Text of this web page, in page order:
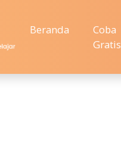
Beranda
Coba
Gratis